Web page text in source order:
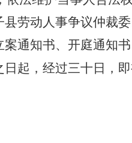
县劳动人事争议仲裁
通知书、开庭通知
起，经过三十日，即